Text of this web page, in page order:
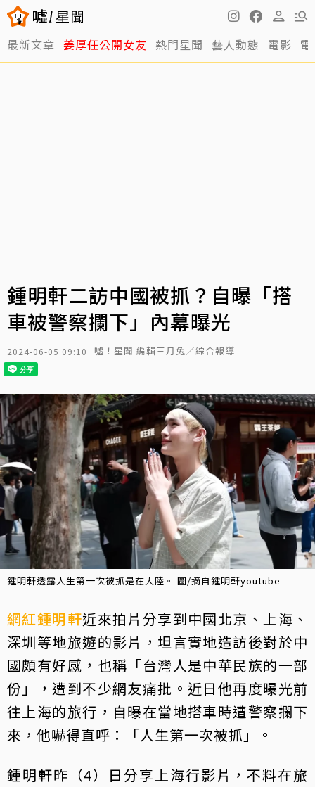
最新文章 姜厚任公開女友 熱門星聞 藝人動態 電影
鍾明軒二訪中國被抓？自曝「搭
車被警察攔下」內幕曝光
2024-06-05 09:10 噓！星聞 編輯三月兔／綜合報導
鍾明軒透露人生第一次被抓是在大陸。 圖/摘自鍾明軒youtube
網紅鍾明軒近來拍片分享到中國北京、上海、
深圳等地旅遊的影片，坦言實地造訪後對於中
國頗有好感，也稱「台灣人是中華民族的一部
份」，遭到不少網友痛批。近日他再度曝光前
往上海的旅行，自曝在當地搭車時遭警察攔下
來，他嚇得直呼：「人生第一次被抓」。
鍾明軒昨（4）日分享上海行影片，不料在旅